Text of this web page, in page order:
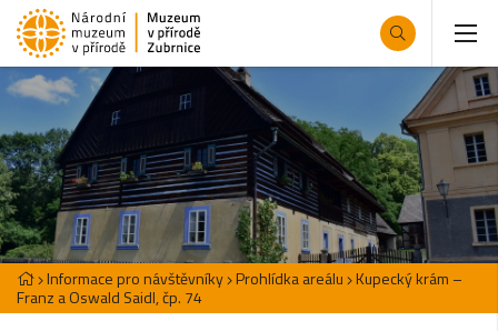
Informace pro návštěvníky Prohlídka areálu Kupecký krám –
Franz a Oswald Saidl, čp. 74